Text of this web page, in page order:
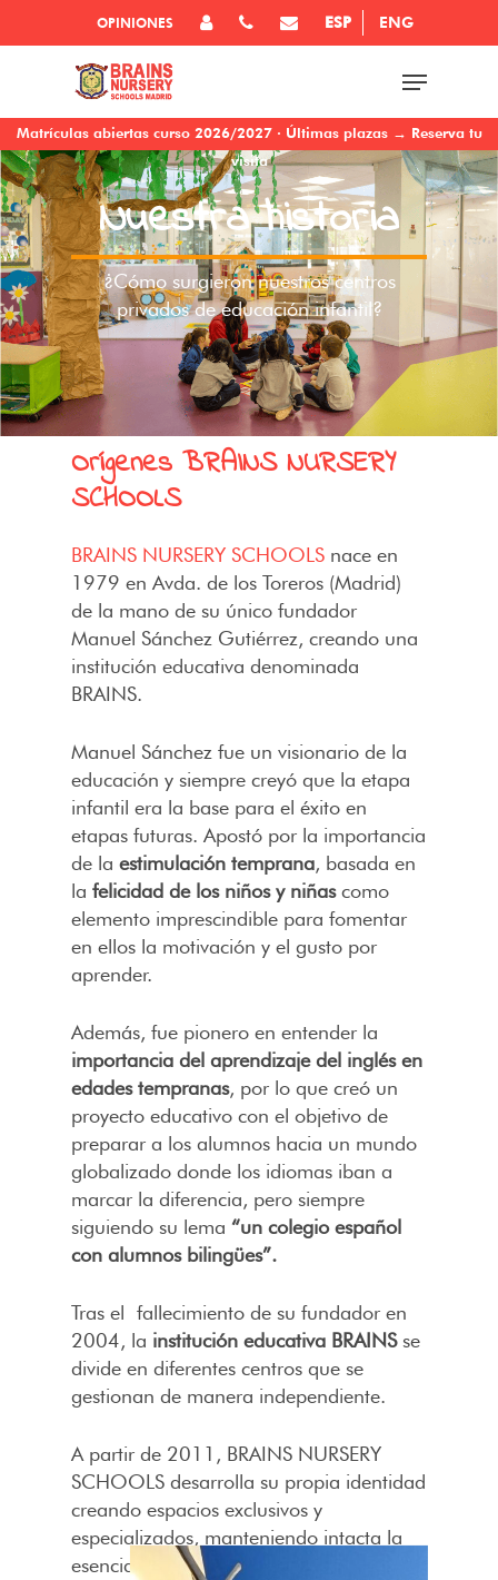
Matrículas abiertas curso 2026/2027 · Últimas plazas → Reserva tu
visita
OPINIONES ESP ENG
Nuestra historia
¿Cómo surgieron nuestros centros
privados de educación infantil?
Orígenes BRAINS NURSERY
SCHOOLS
BRAINS NURSERY SCHOOLS nace en
1979 en Avda. de los Toreros (Madrid)
de la mano de su único fundador
Manuel Sánchez Gutiérrez, creando una
institución educativa denominada
BRAINS.
Manuel Sánchez fue un visionario de la
educación y siempre creyó que la etapa
infantil era la base para el éxito en
etapas futuras. Apostó por la importancia
de laestimulación temprana, basada en
la felicidad de los niños y niñascomo
elemento imprescindible para fomentar
en ellos la motivación y el gusto por
aprender.
Además, fue pionero en entender la
importancia del aprendizaje del inglés en
edades tempranas, por lo que creó un
proyecto educativo con el objetivo de
preparar a los alumnos hacia un mundo
globalizado donde los idiomas iban a
marcar la diferencia, pero siempre
siguiendo su lema“un colegio español
con alumnos bilingües”.
Tras el fallecimiento de su fundador en
2004, la institución educativa BRAINSse
divide en diferentes centros que se
gestionan de manera independiente.
A partir de 2011, BRAINS NURSERY
SCHOOLS desarrolla su propia identidad
creando espacios exclusivos y
especializados, manteniendo intacta la
esencia del proyecto que inició su